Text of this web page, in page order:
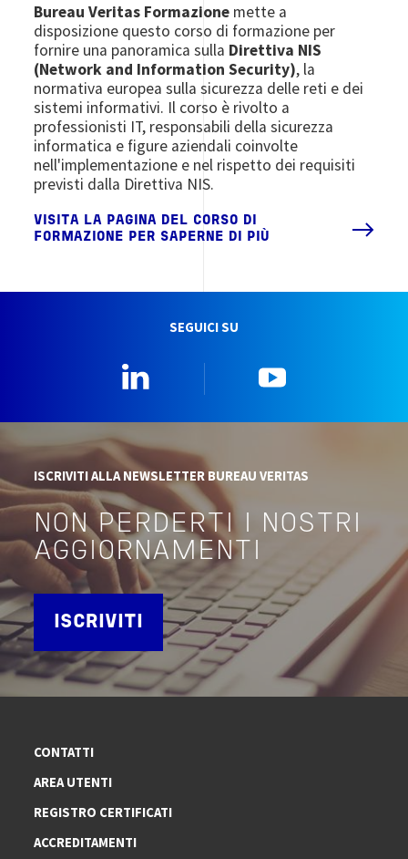
Bureau Veritas Formazione mette a
disposizione questo corso di formazione per
fornire una panoramica sulla Direttiva NIS
(Network and Information Security), la
normativa europea sulla sicurezza delle reti e dei
sistemi informativi. Il corso è rivolto a
professionisti IT, responsabili della sicurezza
informatica e figure aziendali coinvolte
nell'implementazione e nel rispetto dei requisiti
previsti dalla Direttiva NIS.
VISITA LA PAGINA DEL CORSO DI
FORMAZIONE PER SAPERNE DI PIÙ
SEGUICI SU
ISCRIVITI ALLA NEWSLETTER BUREAU VERITAS
NON PERDERTI I NOSTRI
AGGIORNAMENTI
ISCRIVITI
CONTATTI
AREA UTENTI
REGISTRO CERTIFICATI
ACCREDITAMENTI